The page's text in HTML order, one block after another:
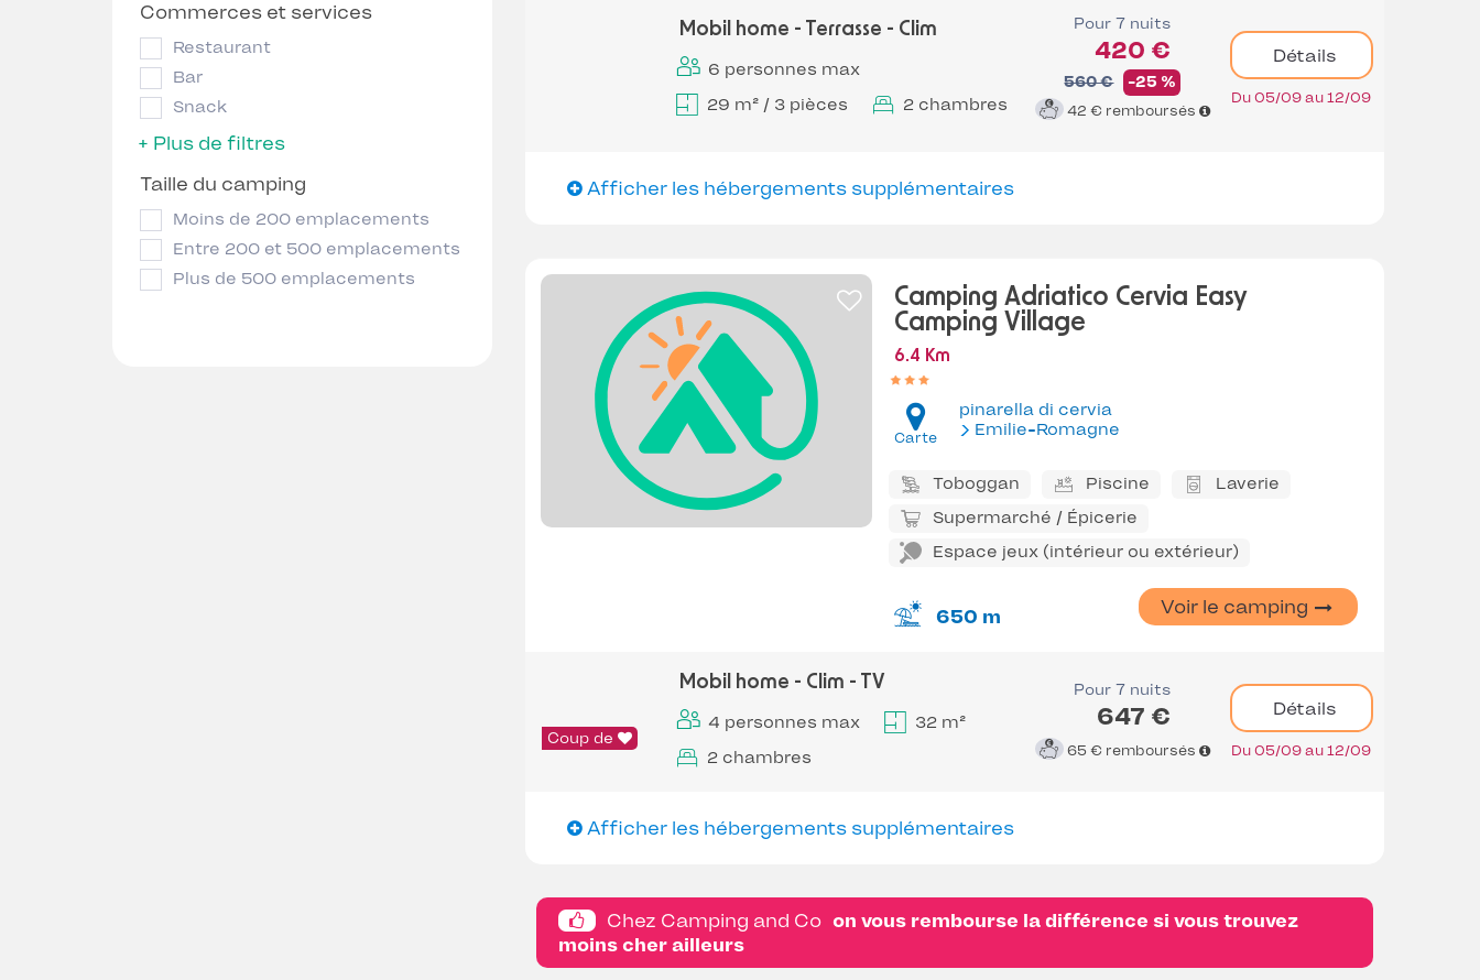
Commerces et services
Restaurant
Bar
Snack
+ Plus de filtres
Taille du camping
Moins de 200 emplacements
Entre 200 et 500 emplacements
Plus de 500 emplacements
Mobil home - Terrasse - Clim
6 personnes max
29 m² / 3 pièces
2 chambres
Pour 7 nuits
420 €
560 € -25 %
42 € remboursés
Détails
Du 05/09 au 12/09
Afficher les hébergements supplémentaires
Camping Adriatico Cervia Easy
Camping Village
6.4 Km
Carte
pinarella di cervia
Emilie-Romagne
Toboggan Piscine
Laverie
Supermarché / Épicerie
Espace jeux (intérieur ou extérieur)
650 m Voir le camping
Coup de
Mobil home - Clim - TV
4 personnes max
32 m²
2 chambres
Pour 7 nuits
647 €
65 € remboursés
Détails
Du 05/09 au 12/09
Afficher les hébergements supplémentaires
Chez Camping and Co on vous rembourse la différence si vous trouvez
moins cher ailleurs